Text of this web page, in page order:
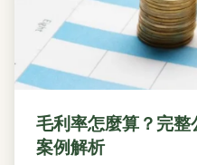
毛利率怎麼算？完
案例解析